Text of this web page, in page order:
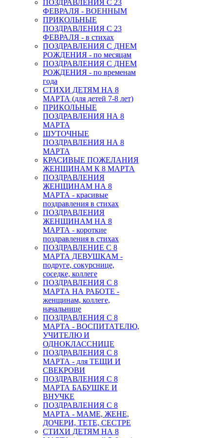
ПОЗДРАВЛЕНИЯ С 23
ФЕВРАЛЯ - ВОЕННЫМ
ПРИКОЛЬНЫЕ
ПОЗДРАВЛЕНИЯ С 23
ФЕВРАЛЯ - в стихах
ПОЗДРАВЛЕНИЯ С ДНЕМ
РОЖДЕНИЯ - по месяцам
ПОЗДРАВЛЕНИЯ С ДНЕМ
РОЖДЕНИЯ - по временам
года
СТИХИ ДЕТЯМ НА 8
МАРТА (для детей 7-8 лет)
ПРИКОЛЬНЫЕ
ПОЗДРАВЛЕНИЯ НА 8
МАРТА
ШУТОЧНЫЕ
ПОЗДРАВЛЕНИЯ НА 8
МАРТА
КРАСИВЫЕ ПОЖЕЛАНИЯ
ЖЕНЩИНАМ К 8 МАРТА
ПОЗДРАВЛЕНИЯ
ЖЕНЩИНАМ НА 8
МАРТА - красивые
поздравления в стихах
ПОЗДРАВЛЕНИЯ
ЖЕНЩИНАМ НА 8
МАРТА - короткие
поздравления в стихах
ПОЗДРАВЛЕНИЕ С 8
МАРТА ДЕВУШКАМ -
подруге, сокурснице,
соседке, коллеге
ПОЗДРАВЛЕНИЯ С 8
МАРТА НА РАБОТЕ -
женщинам, коллеге,
начальнице
ПОЗДРАВЛЕНИЯ С 8
МАРТА - ВОСПИТАТЕЛЮ,
УЧИТЕЛЮ И
ОДНОКЛАССНИЦЕ
ПОЗДРАВЛЕНИЯ С 8
МАРТА - для ТЕЩИ И
СВЕКРОВИ
ПОЗДРАВЛЕНИЯ С 8
МАРТА БАБУШКЕ И
ВНУЧКЕ
ПОЗДРАВЛЕНИЯ С 8
МАРТА - МАМЕ, ЖЕНЕ,
ДОЧЕРИ, ТЕТЕ, СЕСТРЕ
СТИХИ ДЕТЯМ НА 8